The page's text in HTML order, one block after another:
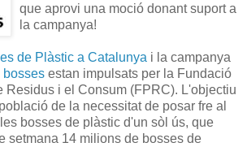
que aprovi una moció donant suport a
la campanya!
de Plàstic a Catalunya i la campanya
bosses estan impulsats per la Fundació
Residus i el Consum (FPRC). L'objectiu
de la necessitat de posar fre al
bosses de plàstic d'un sòl ús, que
setmana 14 milions de bosses de